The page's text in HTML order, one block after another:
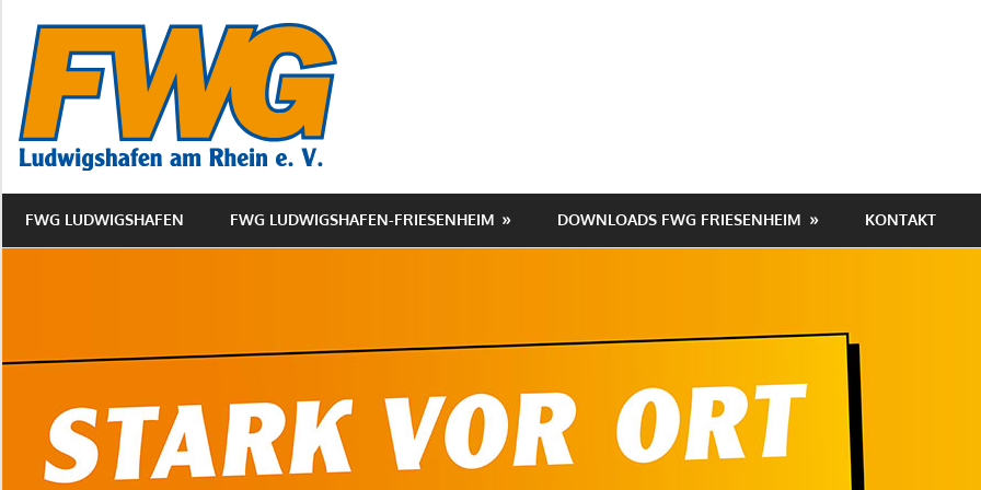
Inhalt
springen
FWG LUDWIGSHAFEN FWG LUDWIGSHAFEN-FRIESENHEIM DOWNLOADS FWG FRIESENHEIM KONTAKT